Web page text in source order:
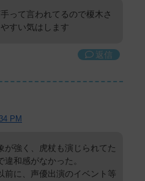
って言われてるので榎木さ
すい気はします
返信
PM
が強く、虎杖も演じられてた
和感がなかった。
前に、声優出演のイベント等